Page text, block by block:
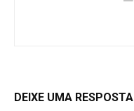
DEIXE UMA RESPOSTA